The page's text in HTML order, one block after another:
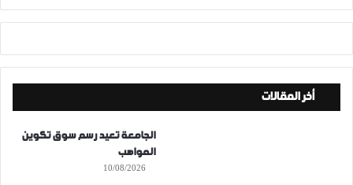
أخر المقالات
الجامعة تعيد رسم سوق تكوين
المواهب
10/08/2026